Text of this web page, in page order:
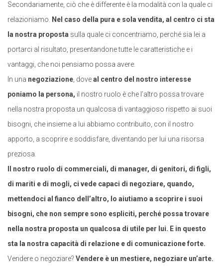
Secondariamente, ciò che è differente è la modalità con la quale ci
relazioniamo.
Nel caso della pura e sola vendita, al centro ci sta
la nostra proposta sulla quale ci concentriamo, perché sia lei a
portarci al risultato, presentandone tutte le caratteristiche e i
vantaggi, che noi pensiamo possa avere.
In una negoziazione , doveal centro del nostro interesse
poniamo la persona, il nostro ruolo è che l’altro possa trovare
nella nostra proposta un qualcosa di vantaggioso rispetto ai suoi
bisogni, che insieme a lui abbiamo contribuito, con il nostro
apporto, a scoprire e soddisfare, diventando per lui una risorsa
preziosa.
Il nostro ruolo di commerciali, di manager, di genitori, di figli,
di mariti e di mogli, ci vede capaci di negoziare, quando,
mettendoci al fianco dell’altro, lo aiutiamo a scoprire i suoi
bisogni, che non sempre sono espliciti, perché possa trovare
nella nostra proposta un qualcosa di utile per lui. E in questo
sta la nostra capacità di relazione e di comunicazione forte.
Vendere o negoziare? Vendere è un mestiere, negoziare un’arte.